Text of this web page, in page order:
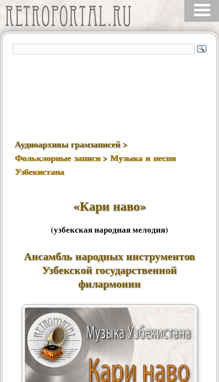
Аудиоархивы грамзаписей >
Фольклорные записи>Музыка и песни
Узбекистана
«Кари наво»
(узбекская народная мелодия)
Ансамбль народных инструментов
Узбекской государственной
филармонии